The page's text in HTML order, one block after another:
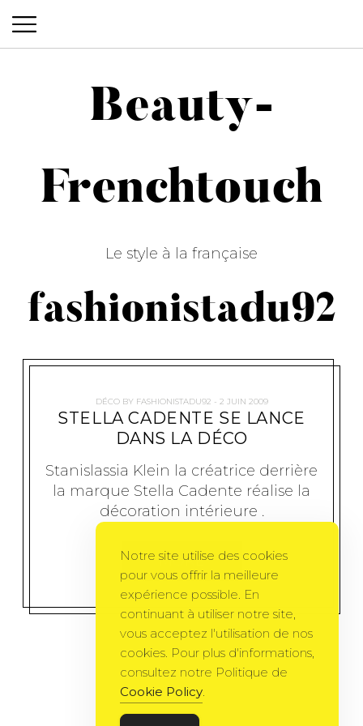
Beauty-Frenchtouch
Beauty-
Frenchtouch
Le style à la française
fashionistadu92
DÉCOBY FASHIONISTADU92 2 JUIN 2009
STELLA CADENTE SE LANCE
DANS LA DÉCO
Stanislassia Klein la créatrice derrière
la marque Stella Cadente réalise la
décoration intérieure .
MORE
Notre site utilise des cookies
pour vous offrir la meilleure
expérience possible. En
continuant à utiliser notre site,
vous acceptez l'utilisation de nos
cookies. Pour plus d'informations,
consultez notre Politique de
Cookie Policy.